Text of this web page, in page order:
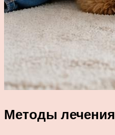
Методы лечения